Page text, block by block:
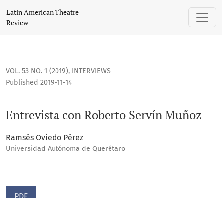
Latin American Theatre
Review
VOL. 53 NO. 1 (2019), INTERVIEWS
Entrevista con Roberto Servín Muñoz
Published 2019-11-14
Ramsés Oviedo Pérez
Universidad Autónoma de Querétaro
PDF